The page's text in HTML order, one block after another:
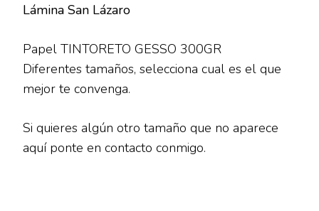
desde
hasta
€7.00
Lámina San Lázaro
Papel TINTORETO GESSO 300GR
Diferentes tamaños, selecciona cual es el que
mejor te convenga.
Si quieres algún otro tamaño que no aparece
aquí ponte en contacto conmigo.